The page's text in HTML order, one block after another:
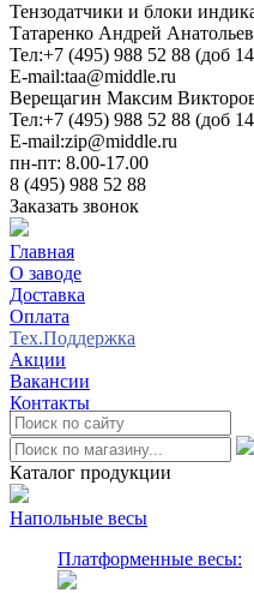
Тензодатчики и блоки
Татаренко Андрей
Тел:+7 (495) 988 52 88 (доб
E-mail:taa@middle.ru
Верещагин Максим
Тел:+7 (495) 988 52 88 (доб
E-mail:zip@middle.ru
пн-пт: 8.00-17.00
8 (495) 988 52 88
Заказать звонок
Главная
О заводе
Доставка
Оплата
Тех.Поддержка
Акции
Вакансии
Контакты
Каталог продукции
Напольные весы
Платформенные весы:
0